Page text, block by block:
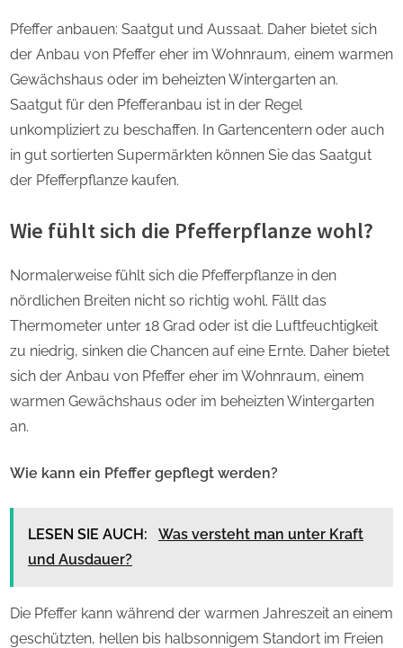
Pfeffer anbauen: Saatgut und Aussaat. Daher bietet sich
der Anbau von Pfeffer eher im Wohnraum, einem warmen
Gewächshaus oder im beheizten Wintergarten an.
Saatgut für den Pfefferanbau ist in der Regel
unkompliziert zu beschaffen. In Gartencentern oder auch
in gut sortierten Supermärkten können Sie das Saatgut
der Pfefferpflanze kaufen.
Wie fühlt sich die Pfefferpflanze wohl?
Normalerweise fühlt sich die Pfefferpflanze in den
nördlichen Breiten nicht so richtig wohl. Fällt das
Thermometer unter 18 Grad oder ist die Luftfeuchtigkeit
zu niedrig, sinken die Chancen auf eine Ernte. Daher bietet
sich der Anbau von Pfeffer eher im Wohnraum, einem
warmen Gewächshaus oder im beheizten Wintergarten
an.
Wie kann ein Pfeffer gepflegt werden?
LESEN SIE AUCH:
Was versteht man unter Kraft
und Ausdauer?
Die Pfeffer kann während der warmen Jahreszeit an einem
geschützten, hellen bis halbsonnigem Standort im Freien